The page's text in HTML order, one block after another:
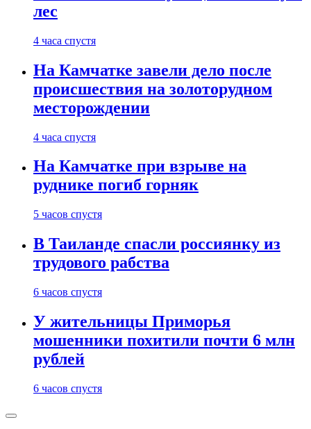
лес
4 часа спустя
На Камчатке завели дело после
происшествия на золоторудном
месторождении
4 часа спустя
На Камчатке при взрыве на
руднике погиб горняк
5 часов спустя
В Таиланде спасли россиянку из
трудового рабства
6 часов спустя
У жительницы Приморья
мошенники похитили почти 6 млн
рублей
6 часов спустя